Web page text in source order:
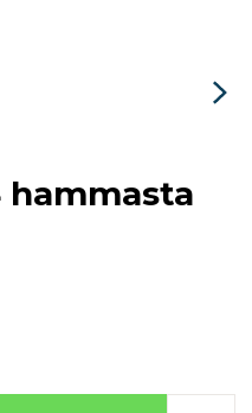
hammasta